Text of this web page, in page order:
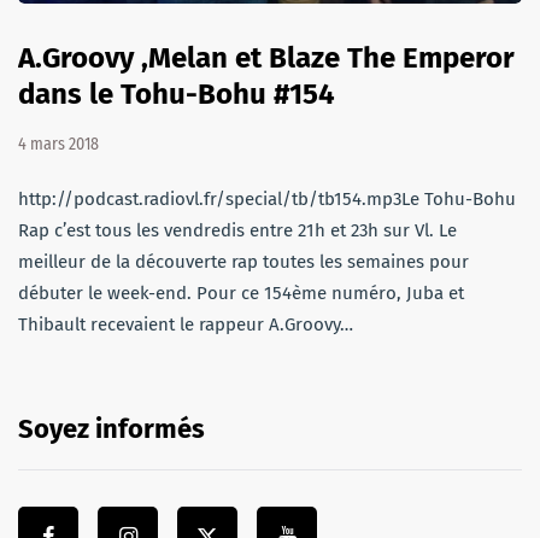
A.Groovy ,Melan et Blaze The Emperor
dans le Tohu-Bohu #154
4 mars 2018
http://podcast.radiovl.fr/special/tb/tb154.mp3Le Tohu-Bohu
Rap c’est tous les vendredis entre 21h et 23h sur Vl. Le
meilleur de la découverte rap toutes les semaines pour
débuter le week-end. Pour ce 154ème numéro, Juba et
Thibault recevaient le rappeur A.Groovy…
Soyez informés